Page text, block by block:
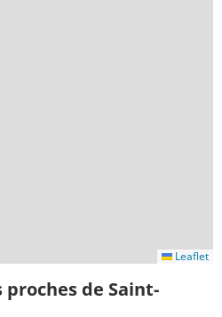
Leaflet
de Saint-